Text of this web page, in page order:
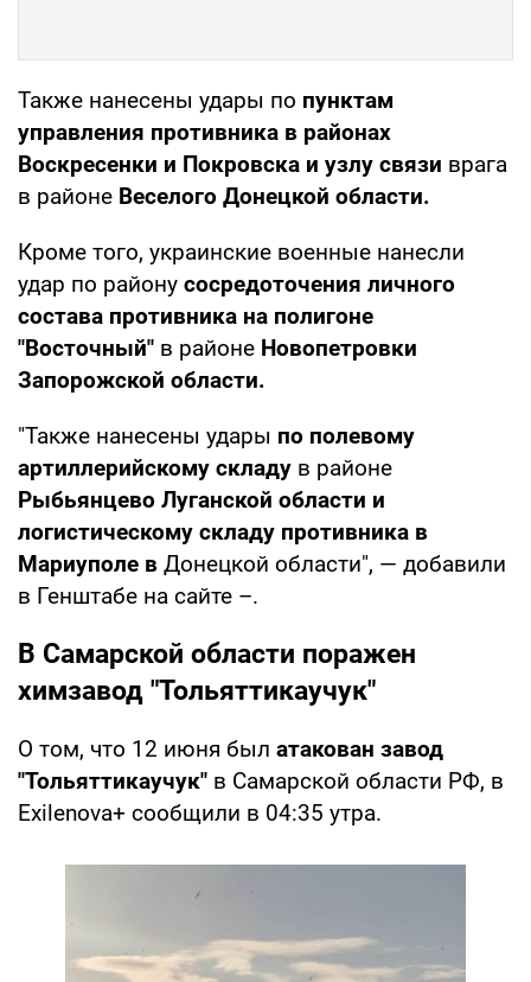
Также нанесены удары по пунктам
управления противника в районах
Воскресенки и Покровска и узлу связи врага
в районе Веселого Донецкой области.
Кроме того, украинские военные нанесли
удар по району сосредоточения личного
состава противника на полигоне
"Восточный" в районе Новопетровки
Запорожской области.
"Также нанесены удары по полевому
артиллерийскому складу в районе
Рыбьянцево Луганской области и
логистическому складу противника в
Мариуполе в Донецкой области", — добавили
в Генштабе на сайте –.
В Самарской области поражен
химзавод "Тольяттикаучук"
О том, что 12 июня был атакован завод
"Тольяттикаучук" в Самарской области РФ, в
Exilenova+ сообщили в 04:35 утра.